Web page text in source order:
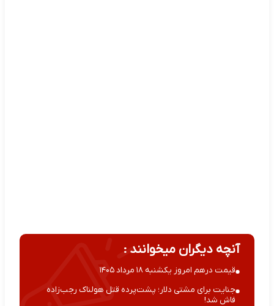
آنچه دیگران میخوانند :
قیمت درهم امروز یکشنبه ۱۸ مرداد ۱۴۰۵
جنایت برای مشتی دلار؛ پشت‌پرده قتل هولناک رجب‌زاده
فاش شد!